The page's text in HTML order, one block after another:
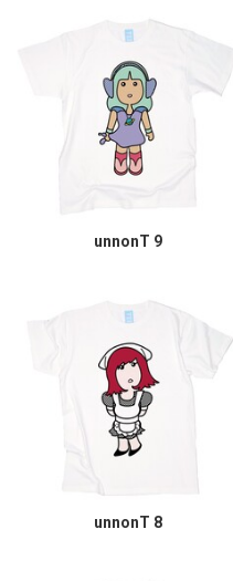
unnonT 9
unnonT 8